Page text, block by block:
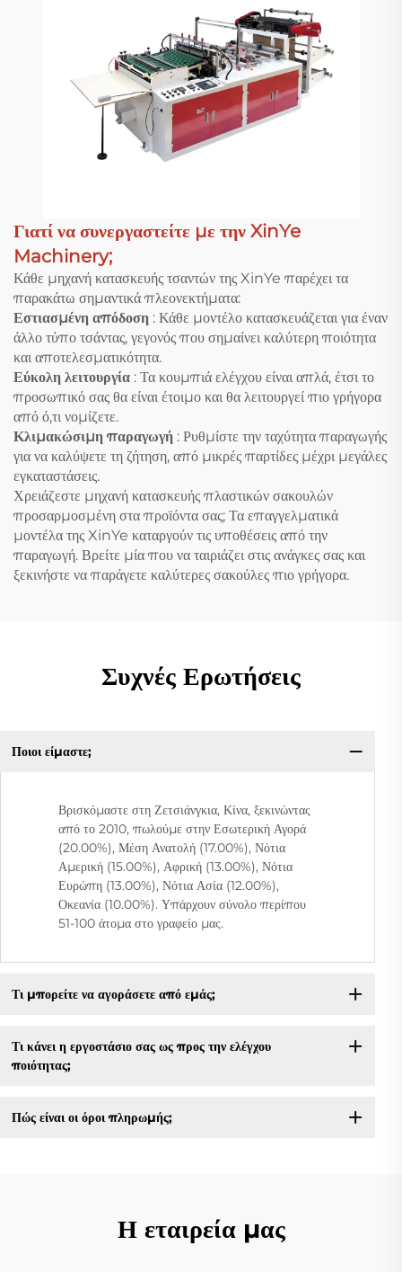
Γιατί να συνεργαστείτε με την XinYe
Machinery;
Κάθε μηχανή κατασκευής τσαντών της XinYe παρέχει τα
παρακάτω σημαντικά πλεονεκτήματα:
Εστιασμένη απόδοση : Κάθε μοντέλο κατασκευάζεται για έναν
άλλο τύπο τσάντας, γεγονός που σημαίνει καλύτερη ποιότητα
και αποτελεσματικότητα.
Εύκολη λειτουργία : Τα κουμπιά ελέγχου είναι απλά, έτσι το
προσωπικό σας θα είναι έτοιμο και θα λειτουργεί πιο γρήγορα
από ό,τι νομίζετε.
Κλιμακώσιμη παραγωγή : Ρυθμίστε την ταχύτητα παραγωγής
για να καλύψετε τη ζήτηση, από μικρές παρτίδες μέχρι μεγάλες
εγκαταστάσεις.
Χρειάζεστε μηχανή κατασκευής πλαστικών σακουλών
προσαρμοσμένη στα προϊόντα σας; Τα επαγγελματικά
μοντέλα της XinYe καταργούν τις υποθέσεις από την
παραγωγή. Βρείτε μία που να ταιριάζει στις ανάγκες σας και
ξεκινήστε να παράγετε καλύτερες σακούλες πιο γρήγορα.
Συχνές Ερωτήσεις
Ποιοι είμαστε;
Βρισκόμαστε στη Ζετσιάνγκια, Κίνα, ξεκινώντας
από το 2010, πωλούμε στην Εσωτερική Αγορά
(20.00%), Μέση Ανατολή (17.00%), Νότια
Αμερική (15.00%), Αφρική (13.00%), Νότια
Ευρώπη (13.00%), Νότια Ασία (12.00%),
Οκεανία (10.00%). Υπάρχουν σύνολο περίπου
51-100 άτομα στο γραφείο μας.
Τι μπορείτε να αγοράσετε από εμάς;
Τι κάνει η εργοστάσιο σας ως προς την ελέγχου
ποιότητας;
Πώς είναι οι όροι πληρωμής;
Η εταιρεία μας